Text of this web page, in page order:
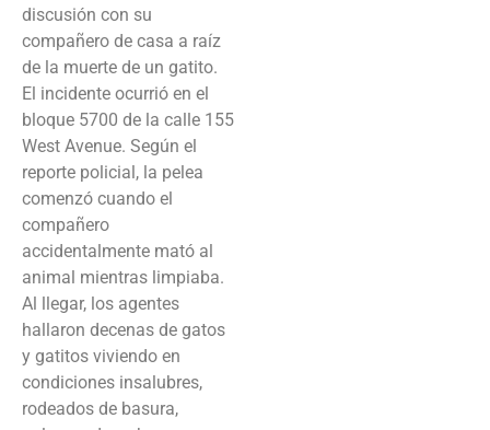
discusión con su
compañero de casa a raíz
de la muerte de un gatito.
El incidente ocurrió en el
bloque 5700 de la calle 155
West Avenue. Según el
reporte policial, la pelea
comenzó cuando el
compañero
accidentalmente mató al
animal mientras limpiaba.
Al llegar, los agentes
hallaron decenas de gatos
y gatitos viviendo en
condiciones insalubres,
rodeados de basura,